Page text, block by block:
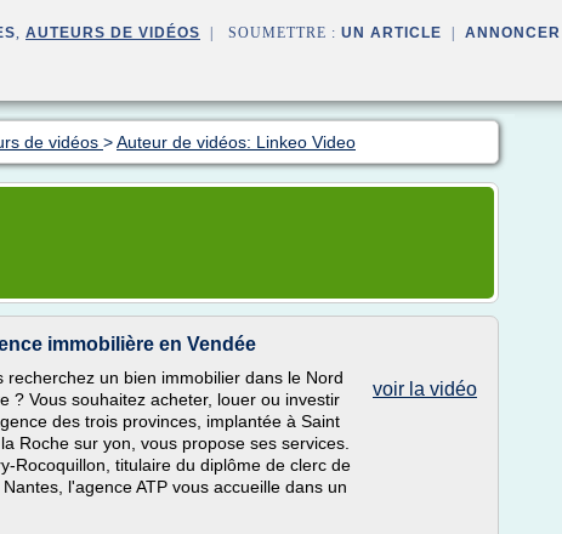
, AUTEURS DE VIDÉOS | SOUMETTRE : UN ARTICLE ANNONCER
de vidéos >Auteur de vidéos: Linkeo Video
immobilière en Vendée
voir la vidéo
recherchez un bien immobilier dans le Nord
? Vous souhaitez acheter, louer ou investir
des trois provinces, implantée à Saint
Roche sur yon, vous propose ses services.
Rocoquillon, titulaire du diplôme de clerc de
l'agence ATP vous accueille dans un